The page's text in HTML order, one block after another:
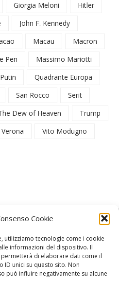
Cookie
utilizziamo tecnologie come i cookie
informazioni del dispositivo. Il
di elaborare dati come il
ID unici su questo sito. Non
può influire negativamente su alcune
Giorgia Meloni
Hitler
John F. Kennedy
Macau
Macron
Pen
Massimo Mariotti
Putin
Quadrante Europa
San Rocco
Serit
Dew of Heaven
Trump
Verona
Vito Modugno